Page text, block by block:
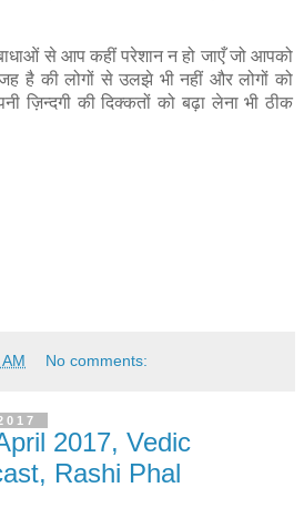
से आप कहीं परेशान न हो जाएँ जो आपको
है की लोगों से उलझे भी नहीं और लोगों को
ज़िन्दगी की दिक्कतों को बढ़ा लेना भी ठीक
No comments:
2017, Vedic
Rashi Phal